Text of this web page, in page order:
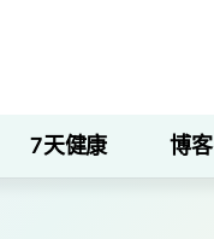
7天健康 博客